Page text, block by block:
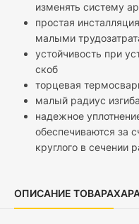
изменять систему
простая
малыми
устойчивость при
скоб
торцевая
малый радиус изгиба
надежное
обеспечиваются за
круглого в сечении
ОПИСАНИЕ ТОВАРА